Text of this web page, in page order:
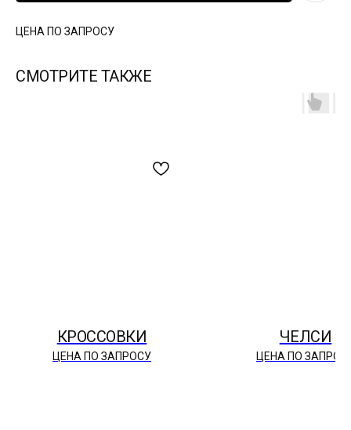
ЦЕНА ПО ЗАПРОСУ
СМОТРИТЕ ТАКЖЕ
КРОССОВКИ
ЦЕНА ПО ЗАПРОСУ
ЧЕЛСИ
ЦЕНА ПО